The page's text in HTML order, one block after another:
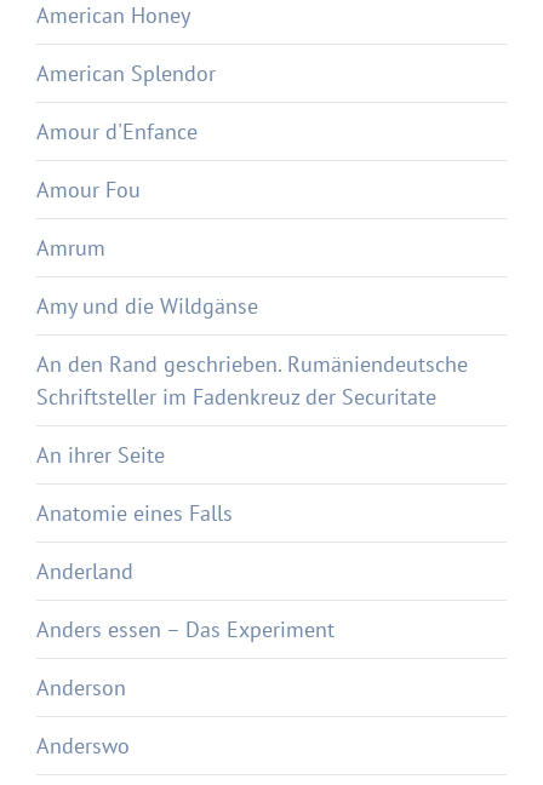
American Honey
American Splendor
Amour d'Enfance
Amour Fou
Amrum
Amy und die Wildgänse
An den Rand geschrieben. Rumäniendeutsche
Schriftsteller im Fadenkreuz der Securitate
An ihrer Seite
Anatomie eines Falls
Anderland
Anders essen – Das Experiment
Anderson
Anderswo